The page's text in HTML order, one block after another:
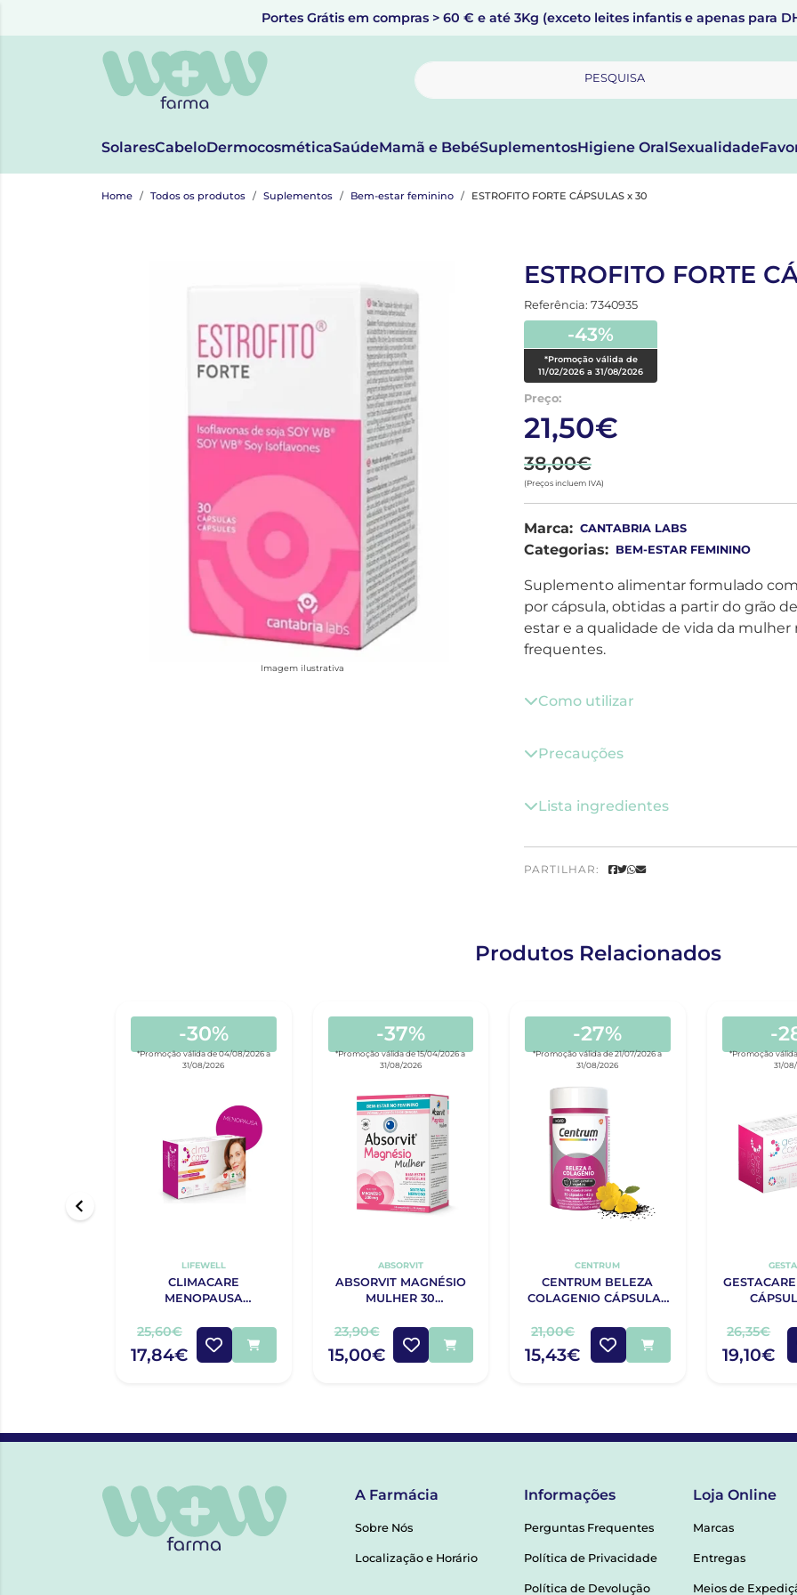
Portes Grátis em compras > 60 € e até 3Kg (exceto leites infantis e apenas para
PESQUISA
SolaresCabeloDermocosméticaSaúdeMamã e BebéSuplementosHigiene OralSexualidade
Home Todos os produtos Suplementos Bem-estar feminino ESTROFITO FORTE CÁPSULAS x 30
Imagem ilustrativa
ESTROFITO FORTE
Referência: 7340935
-43%
*Promoção válida de
11/02/2026 a 31/08/2026
Preço:
21,50€
38,00€
(Preços incluem IVA)
Marca: CANTABRIA LABS
Categorias: BEM-ESTAR FEMININO
Suplemento alimentar formulado
por cápsula, obtidas a partir do grão
estar e a qualidade de vida da
frequentes.
Como utilizar
Precauções
Lista ingredientes
PARTILHAR:
Produtos Relacionados
-30%
*Promoção válida de 04/08/2026 a
31/08/2026
LIFEWELL
CLIMACARE
MENOPAUSA
25,60€
17,84€
-37%
*Promoção válida de 15/04/2026 a
31/08/2026
ABSORVIT
ABSORVIT MAGNÉSIO
MULHER 30
CÁPSULAS
23,90€
15,00€
-27%
*Promoção válida de 21/07/2026 a
31/08/2026
CENTRUM
CENTRUM BELEZA
COLAGENIO CÁPSULAS
21,00€
15,43€
-
*Promoção
31/
26,35€
19,10€
A Farmácia
Sobre Nós
Localização e Horário
Informações
Perguntas Frequentes
Política de Privacidade
Política de Devolução
Loja Online
Marcas
Entregas
Meios de